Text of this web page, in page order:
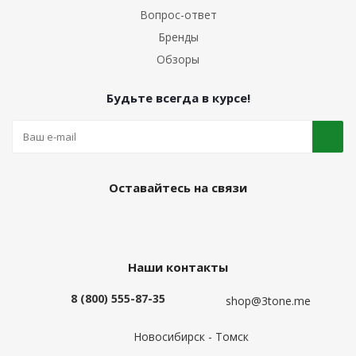
Вопрос-ответ
Бренды
Обзоры
Будьте всегда в курсе!
Оставайтесь на связи
Наши контакты
8 (800) 555-87-35 shop@3tone.me
Новосибирск - Томск